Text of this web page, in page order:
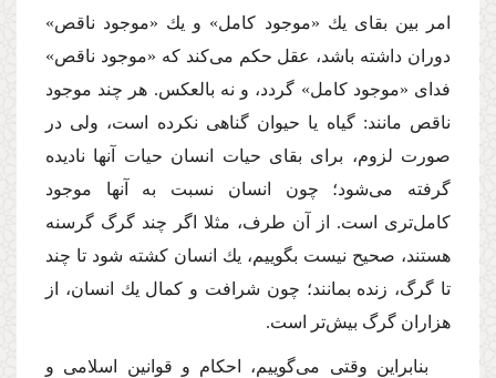
امر بین بقاى یك «موجود كامل» و یك «موجود ناقص»
دوران داشته باشد، عقل حكم مى‌كند كه «موجود ناقص»
فداى «موجود كامل» گردد، و نه بالعكس. هر چند موجود
ناقص مانند: گیاه یا حیوان گناهى نكرده است، ولى در
صورت لزوم، براى بقاى حیات انسان حیات آنها نادیده
گرفته مى‌شود؛ چون انسان نسبت به آنها موجود
كامل‌ترى است. از آن طرف، مثلا اگر چند گرگ گرسنه
هستند، صحیح نیست بگوییم، یك انسان كشته شود تا چند
تا گرگ، زنده بمانند؛ چون شرافت و كمال یك انسان، از
هزاران گرگ بیش‌تر است.
بنابراین وقتى مى‌گوییم، احكام و قوانین اسلامى و